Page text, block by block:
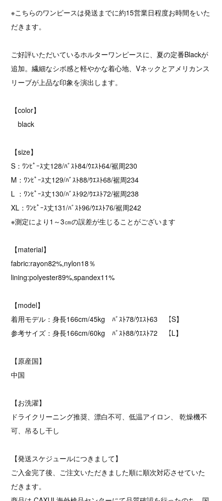
※こちらのワンピースは発送までに約15営業日程度お時間をいた
だきます。
ご好評いただいているホルターワンピースに、夏の定番Blackが
追加。繊細なシボ感と軽やかな着心地、Vネックとアメリカンス
リーブが上品な印象を演出します。
【color】
black
【size】
S：ﾜﾝﾋﾟｰｽ丈128/ﾊﾞｽﾄ84/ｳｴｽﾄ64/裾周230
M：ﾜﾝﾋﾟｰｽ丈129/ﾊﾞｽﾄ88/ｳｴｽﾄ68/裾周234
L ：ﾜﾝﾋﾟｰｽ丈130/ﾊﾞｽﾄ92/ｳｴｽﾄ72/裾周238
XL：ﾜﾝﾋﾟｰｽ丈131/ﾊﾞｽﾄ96/ｳｴｽﾄ76/裾周242
※測定により1～3㎝の誤差が生じることがございます
【material】
fabric:rayon82%,nylon18％
lining:polyester89%,spandex11%
【model】
着用モデル：身長166cm/45kg ﾊﾞｽﾄ78/ｳｴｽﾄ63 【S】
参考サイズ：身長166cm/60kg ﾊﾞｽﾄ88/ｳｴｽﾄ72 【L】
【原産国】
中国
【お洗濯】
ドライクリーニング推奨、漂白不可、低温アイロン、 乾燥機不
可、吊るし干し
【発送スケジュールにつきまして】
ご入金完了後、ご注文いただきました順に順次対応させていた
だきます。